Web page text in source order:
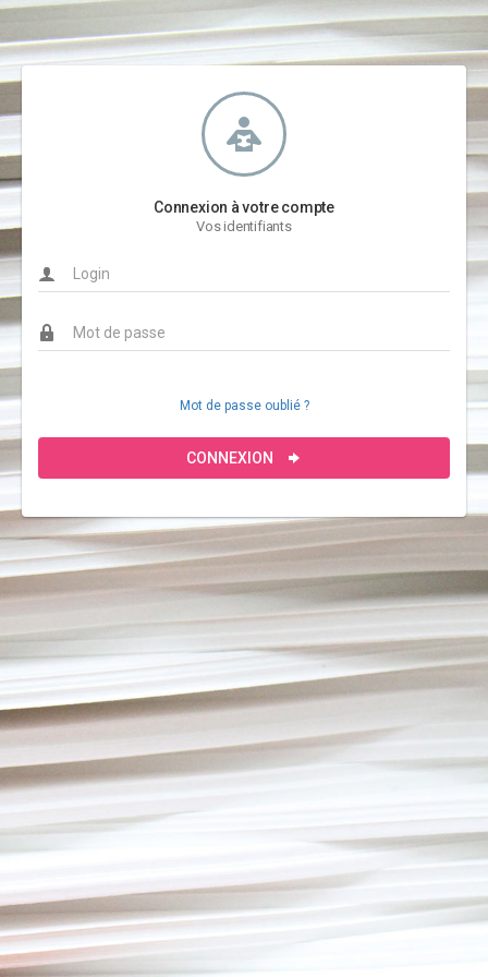
Connexion à votre compte
Vos identifiants
Mot de passe oublié ?
CONNEXION